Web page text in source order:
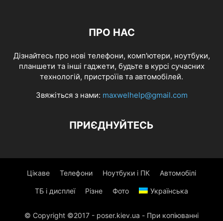
ПРО НАС
Дізнайтесь про нові телефони, комп'ютери, ноутбуки,
планшети та інші гаджети, будьте в курсі сучасних
технологій, пристроїів та автомобілей.
Звяжіться з нами: maxwelhelp@gmail.com
ПРИЄДНУЙТЕСЬ
Цікаве Телефони Ноутбуки і ПК Автомобілі
ТБ і дисплеї Різне Фото Українська
© Copyright ©2017 - poser.kiev.ua - При копіюванні